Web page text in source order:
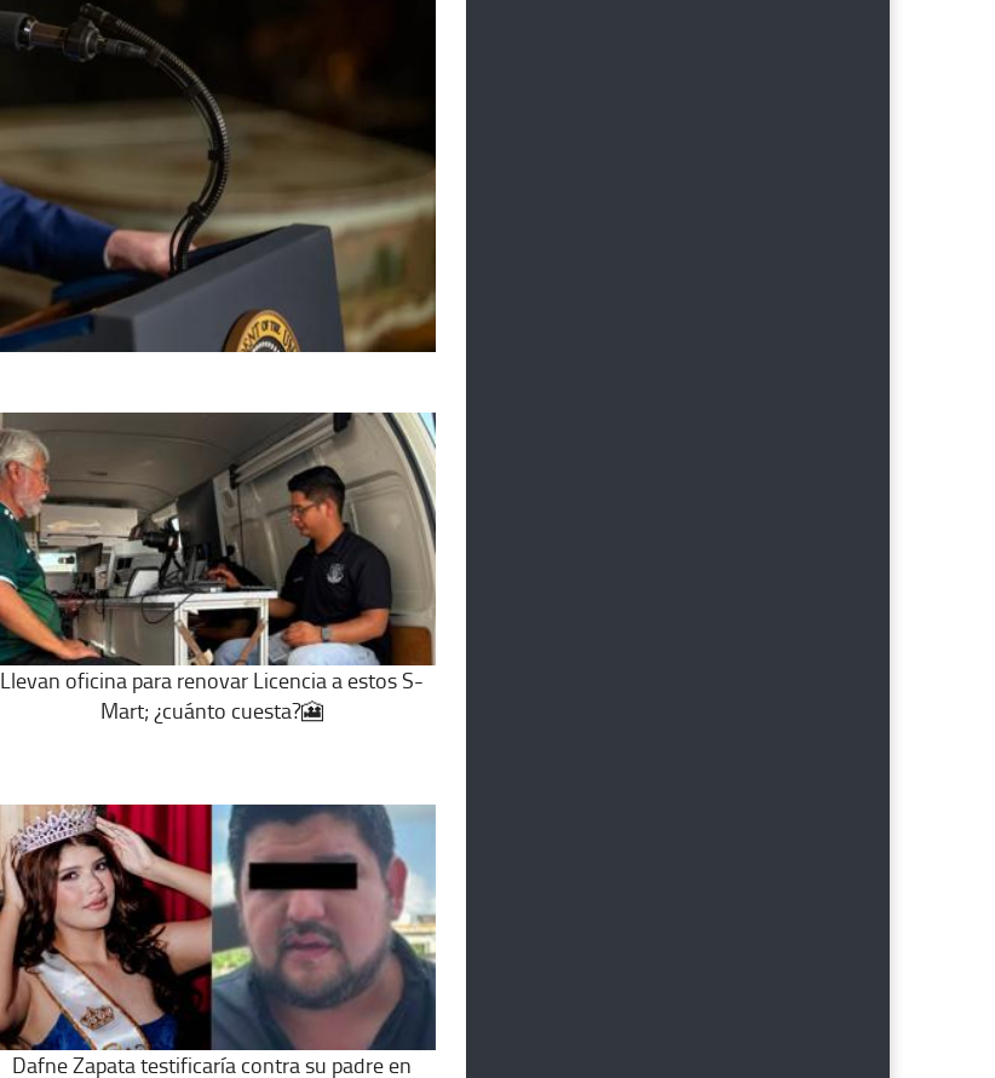
Llevan oficina para renovar Licencia a estos S-
Mart; ¿cuánto cuesta?🎦
Dafne Zapata testificaría contra su padre en